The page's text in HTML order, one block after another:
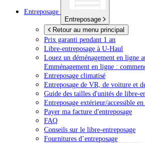
Entreposage
Entreposage
Retour au menu principal
Prix garanti pendant 1 an
Libre-entreposage à U-Haul
Louez un déménagement en ligne
Emménagement en ligne :
Entreposage climatisé
Entreposage de VR, de voiture et
Guide des tailles d'unités de libre-
Entreposage extérieur/accessible
Payer ma facture d'entreposage
FAQ
Conseils sur le libre-entreposage
Fournitures d’entreposage